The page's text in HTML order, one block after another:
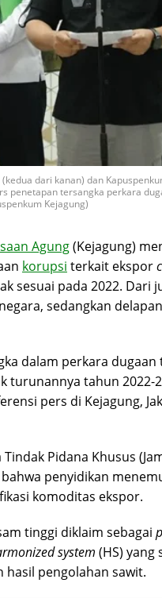
dari kanan) dan
penetapan tersangka perkara
Kejagung)
Agung(Kejagung)
korupsi terkait ekspor
sesuai pada 2022. Dari
sedangkan
dalam perkara
turunannya tahun 2022-
pers di Kejagung,
Pidana Khusus
penyidikan
komoditas ekspor.
tinggi diklaim sebagai
system (HS) yang
pengolahan sawit.